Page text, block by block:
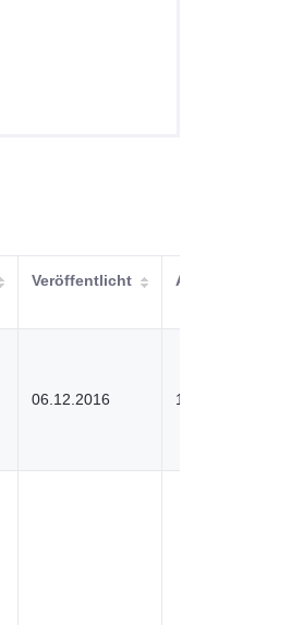
Veröffentlicht Aktualisiert
06.12.2016 17.03.2022